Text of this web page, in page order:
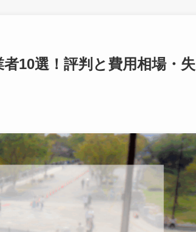
10選！評判と費用相場・失